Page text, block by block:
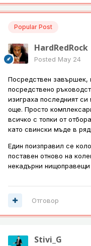
Popular Post
HardRedRock
Posted May 24
Посредствен завършек,
посредствено
изиграха последният
още. Просто
всичко с топки от
като свински мъде в
Един поизправил се
поставен отново на
некадърни
Отговор
Stivi_G